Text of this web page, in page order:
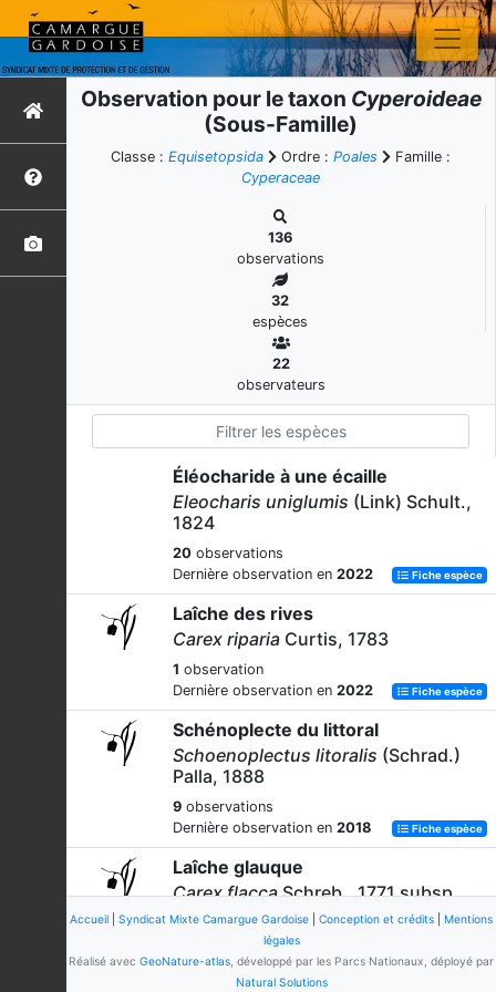
Observation pour le taxon Cyperoideae
(Sous-Famille)
Classe : Equisetopsida Ordre : Poales
Famille :
Cyperaceae
136
observations
32
espèces
22
observateurs
Éléocharide à une écaille
Eleocharis uniglumis (Link) Schult.,
1824
20 observations
Dernière observation en 2022 Fiche espèce
Laîche des rives
Carex riparia Curtis, 1783
1 observation
Dernière observation en 2022 Fiche espèce
Schénoplecte du littoral
Schoenoplectus litoralis (Schrad.)
Palla, 1888
9 observations
Dernière observation en 2018 Fiche espèce
Laîche glauque
Carex flaccaSchreb., 1771 subsp.
flacca
Dernière observation en2022 Fiche espèce
Accueil Syndicat Mixte Camargue Gardoise Conception et crédits
Mentions
légales
Réalisé avec GeoNature-atlas , développé par les Parcs Nationaux, déployé par
Natural Solutions